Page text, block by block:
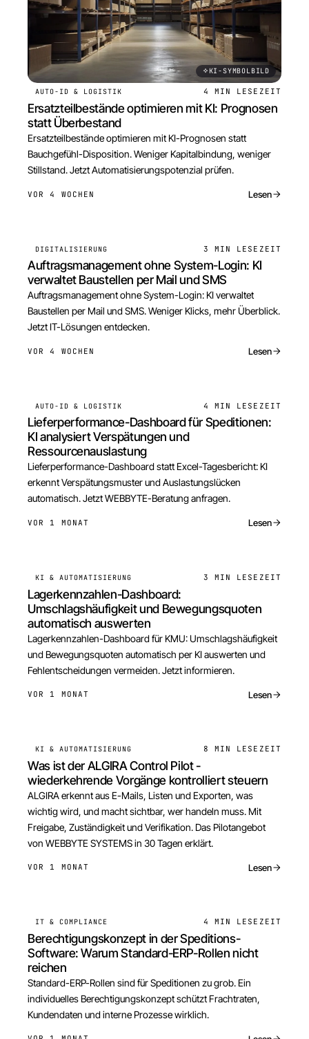
KI-SYMBOLBILD
AUTO-ID & LOGISTIK 4 MIN LESEZEIT
Ersatzteilbestände optimieren mit KI: Prognosen
statt Überbestand
Ersatzteilbestände optimieren mit KI-Prognosen statt
Bauchgefühl-Disposition. Weniger Kapitalbindung, weniger
Stillstand. Jetzt Automatisierungspotenzial prüfen.
VOR 4 WOCHEN Lesen
DIGITALISIERUNG 3 MIN LESEZEIT
Auftragsmanagement ohne System-Login: KI
verwaltet Baustellen per Mail und SMS
Auftragsmanagement ohne System-Login: KI verwaltet
Baustellen per Mail und SMS. Weniger Klicks, mehr Überblick.
Jetzt IT-Lösungen entdecken.
VOR 4 WOCHEN Lesen
AUTO-ID & LOGISTIK 4 MIN LESEZEIT
Lieferperformance-Dashboard für Speditionen:
KI analysiert Verspätungen und
Ressourcenauslastung
Lieferperformance-Dashboard statt Excel-Tagesbericht: KI
erkennt Verspätungsmuster und Auslastungslücken
automatisch. Jetzt WEBBYTE-Beratung anfragen.
VOR 1 MONAT Lesen
KI & AUTOMATISIERUNG 3 MIN LESEZEIT
Lagerkennzahlen-Dashboard:
Umschlagshäufigkeit und Bewegungsquoten
automatisch auswerten
Lagerkennzahlen-Dashboard für KMU: Umschlagshäufigkeit
und Bewegungsquoten automatisch per KI auswerten und
Fehlentscheidungen vermeiden. Jetzt informieren.
VOR 1 MONAT Lesen
KI & AUTOMATISIERUNG 8 MIN LESEZEIT
Was ist der ALGIRA Control Pilot -
wiederkehrende Vorgänge kontrolliert steuern
ALGIRA erkennt aus E-Mails, Listen und Exporten, was
wichtig wird, und macht sichtbar, wer handeln muss. Mit
Freigabe, Zuständigkeit und Verifikation. Das Pilotangebot
von WEBBYTE SYSTEMS in 30 Tagen erklärt.
VOR 1 MONAT Lesen
IT & COMPLIANCE 4 MIN LESEZEIT
Berechtigungskonzept in der Speditions-
Software: Warum Standard-ERP-Rollen nicht
reichen
Standard-ERP-Rollen sind für Speditionen zu grob. Ein
individuelles Berechtigungskonzept schützt Frachtraten,
Kundendaten und interne Prozesse wirklich.